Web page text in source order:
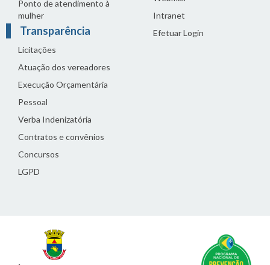
Ponto de atendimento à
mulher
Transparência
Licitações
Atuação dos vereadores
Execução Orçamentária
Pessoal
Verba Indenizatória
Contratos e convênios
Concursos
LGPD
Intranet
Efetuar Login